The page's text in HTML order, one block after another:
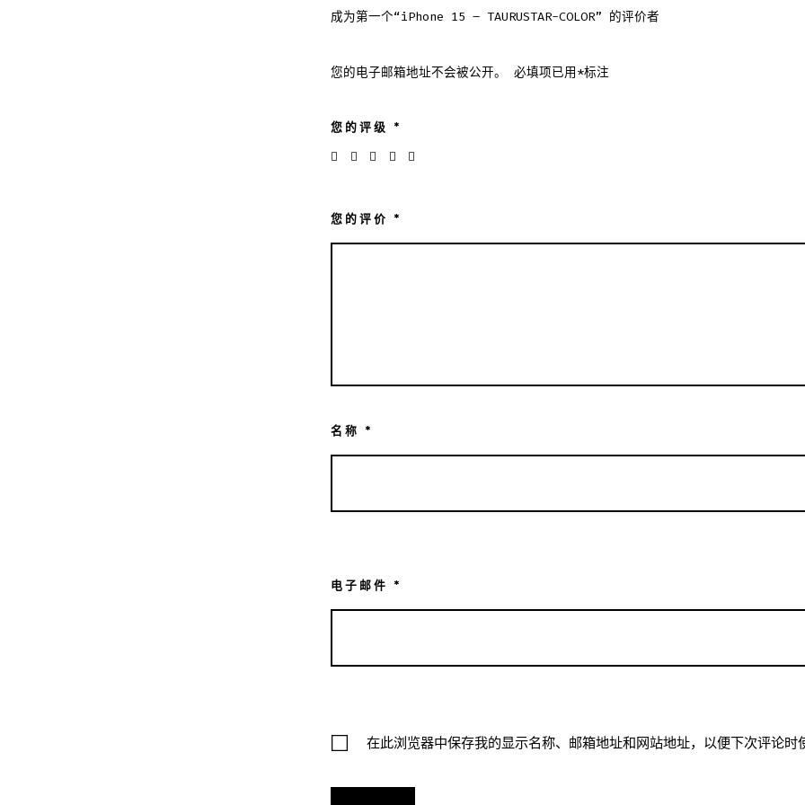
成为第一个“iPhone 15 – TAURUSTAR-COLOR” 的评价者
您的电子邮箱地址不会被公开。 必填项已用 *标注
您的评级 *
您的评价 *
名称 *
电子邮件 *
在此浏览器中保存我的显示名称、邮箱地址和网站地址，以便下次评论时